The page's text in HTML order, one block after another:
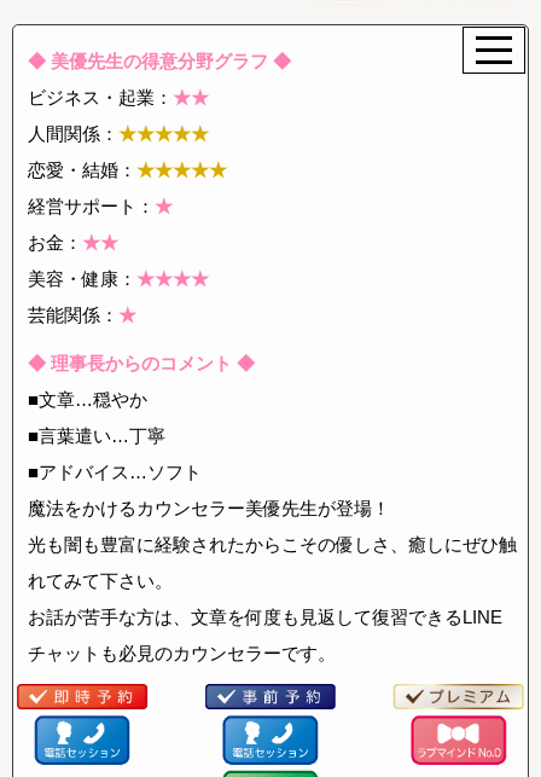
◆ 美優先生の得意分野グラフ ◆
ビジネス・起業： ★★
人間関係：★★★★★
恋愛・結婚：★★★★★
経営サポート： ★
お金： ★★
美容・健康： ★★★★
芸能関係： ★
◆ 理事長からのコメント ◆
■文章…穏やか
■言葉遣い…丁寧
■アドバイス…ソフト
魔法をかけるカウンセラー美優先生が登場！
光も闇も豊富に経験されたからこその優しさ、癒しにぜひ触
れてみて下さい。
お話が苦手な方は、文章を何度も見返して復習できるLINE
チャットも必見のカウンセラーです。